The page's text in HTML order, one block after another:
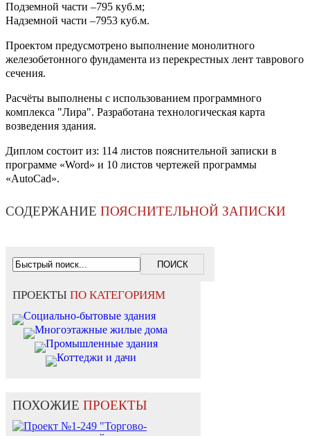
Подземной части –795 куб.м;
Надземной части –7953 куб.м.
Проектом предусмотрено выполнение монолитного
железобетонного фундамента из перекрестных лент таврового
сечения.
Расчёты выполнены с использованием программного
комплекса "Лира". Разработана технологическая карта
возведения здания.
Диплом состоит из: 114 листов пояснительной записки в
программе «Word» и 10 листов чертежей программы
«AutoCad».
СОДЕРЖАНИЕ ПОЯСНИТЕЛЬНОЙ ЗАПИСКИ
ПРОЕКТЫ ПО КАТЕГОРИЯМ
Социально-бытовые здания
Многоэтажные жилые дома
Промышленные здания
Коттеджи и дачи
ПОХОЖИЕ ПРОЕКТЫ